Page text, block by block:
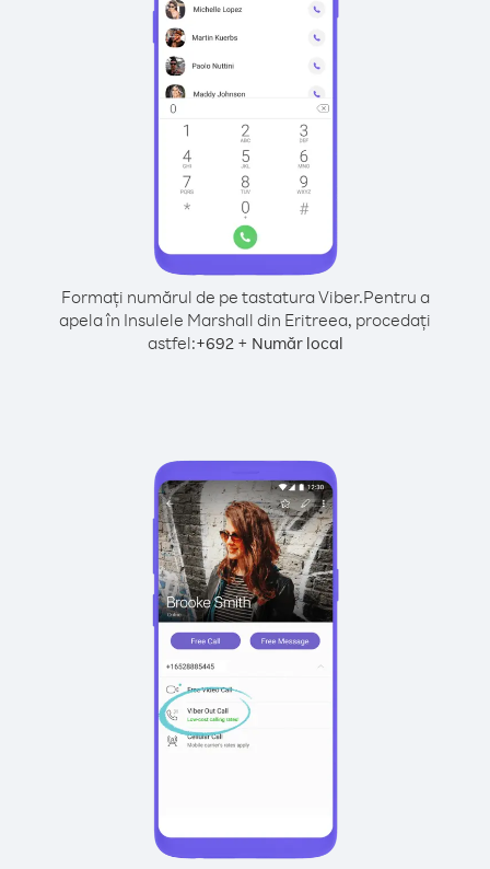
Formați numărul de pe tastatura Viber.Pentru a
apela în Insulele Marshall din Eritreea, procedați
astfel:+692+ Număr local